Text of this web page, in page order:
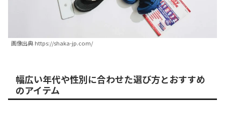
画像出典 https://shaka-jp.com/
幅広い年代や性別に合わせた選び方とおすすめ
のアイテム